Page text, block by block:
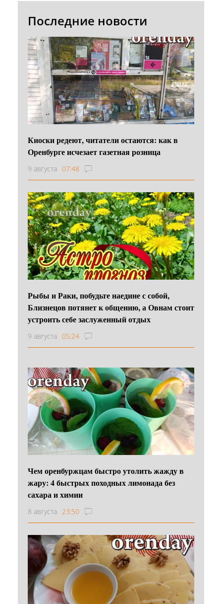
Последние новости
Киоски редеют, читатели остаются: как в
Оренбурге исчезает газетная розница
9 августа 07:48
Рыбы и Раки, побудьте наедине с собой,
Близнецов потянет к общению, а Овнам стоит
устроить себе заслуженный отдых
9 августа 05:24
Чем оренбуржцам быстро утолить жажду в
жару: 4 быстрых походных лимонада без
сахара и химии
8 августа 23:50